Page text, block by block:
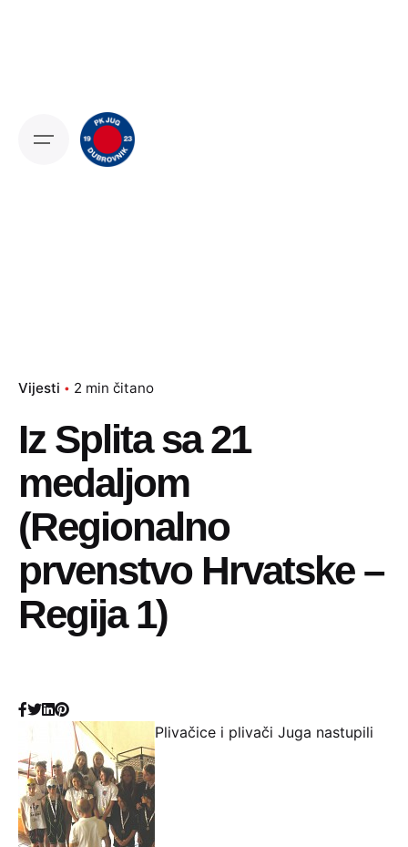
Vijesti 2 min čitano
Iz Splita sa 21
medaljom
(Regionalno
prvenstvo Hrvatske –
Regija 1)
Plivačice i plivači Juga nastupili